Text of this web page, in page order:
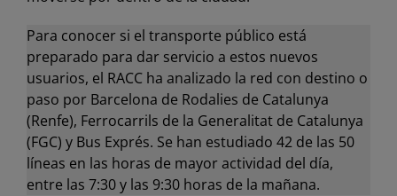
Para conocer si el transporte público está
preparado para dar servicio a estos nuevos
usuarios, el RACC ha analizado la red con destino o
paso por Barcelona de Rodalies de Catalunya
(Renfe), Ferrocarrils de la Generalitat de Catalunya
(FGC) y Bus Exprés. Se han estudiado 42 de las 50
líneas en las horas de mayor actividad del día,
entre las 7:30 y las 9:30 horas de la mañana.